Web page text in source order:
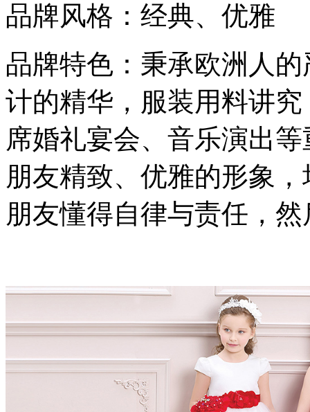
品牌风格：经典、优雅
品牌特色：秉承欧洲人
计的精华，服装用料讲
席婚礼宴会、音乐演出
朋友精致、优雅的形象
朋友懂得自律与责任，